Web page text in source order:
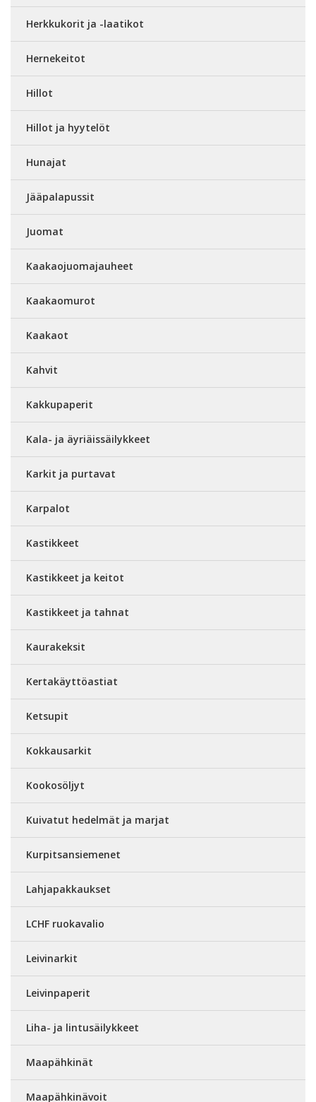
Herkkukorit ja -laatikot
Hernekeitot
Hillot
Hillot ja hyytelöt
Hunajat
Jääpalapussit
Juomat
Kaakaojuomajauheet
Kaakaomurot
Kaakaot
Kahvit
Kakkupaperit
Kala- ja äyriäissäilykkeet
Karkit ja purtavat
Karpalot
Kastikkeet
Kastikkeet ja keitot
Kastikkeet ja tahnat
Kaurakeksit
Kertakäyttöastiat
Ketsupit
Kokkausarkit
Kookosöljyt
Kuivatut hedelmät ja marjat
Kurpitsansiemenet
Lahjapakkaukset
LCHF ruokavalio
Leivinarkit
Leivinpaperit
Liha- ja lintusäilykkeet
Maapähkinät
Maapähkinävoit